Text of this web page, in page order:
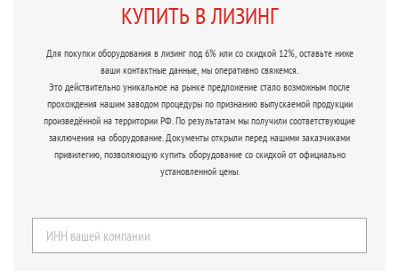
КУПИТЬ В ЛИЗИНГ
Для покупки оборудования в лизинг под 6% или со скидкой 12%, оставьте ниже
ваши контактные данные, мы оперативно свяжемся.
Это действительно уникальное на рынке предложение стало возможным после
прохождения нашим заводом процедуры по признанию выпускаемой продукции
произведённой на территории РФ. По результатам мы получили соответствующие
заключения на оборудование. Документы открыли перед нашими заказчиками
привилегию, позволяющую купить оборудование со скидкой от официально
установленной цены.